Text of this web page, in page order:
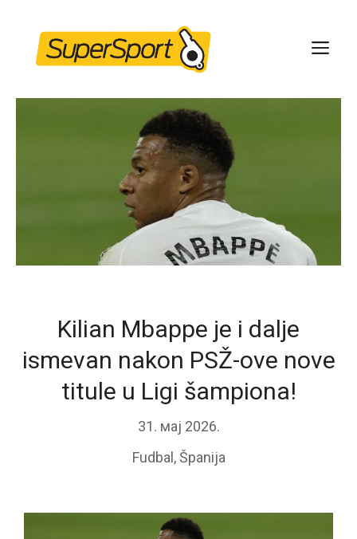
content
Kilian Mbappe je i dalje
ismevan nakon PSŽ-ove nove
titule u Ligi šampiona!
31. мај 2026.
Fudbal ,Španija